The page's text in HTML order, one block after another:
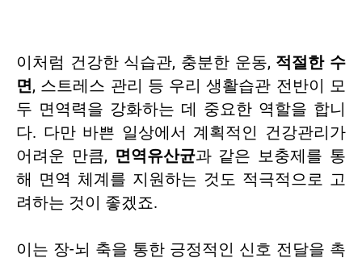
이처럼 건강한 식습관, 충분한 운동, 적절한 수
면 , 스트레스 관리 등 우리 생활습관 전반이 모
두 면역력을 강화하는 데 중요한 역할을 합니
다. 다만 바쁜 일상에서 계획적인 건강관리가
어려운 만큼, 면역유산균과 같은 보충제를 통
해 면역 체계를 지원하는 것도 적극적으로 고
려하는 것이 좋겠죠.
이는 장-뇌 축을 통한 긍정적인 신호 전달을 촉